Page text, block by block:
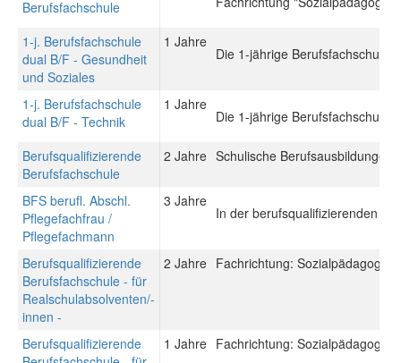
Berufsfachschule
1-j. Berufsfachschule
dual B/F - Gesundheit
und Soziales
1 Jahre
Die 1-jährige Berufsfachschule
1-j. Berufsfachschule
dual B/F - Technik
1 Jahre
Die 1-jährige Berufsfachschule
Berufsqualifizierende
Berufsfachschule
2 Jahre Schulische
BFS berufl. Abschl.
Pflegefachfrau /
Pflegefachmann
3 Jahre
In der berufsqualifizierenden
Berufsqualifizierende
Berufsfachschule - für
Realschulabsolventen/-
innen -
2 Jahre Fachrichtung:
Berufsqualifizierende
1 Jahre Fachrichtung: